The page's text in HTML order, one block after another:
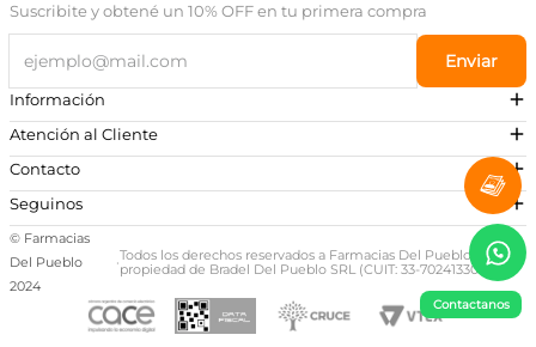
Contactanos
Suscribite y obtené un 10% OFF en tu primera compra
Enviar
Información
Atención al Cliente
Contacto
¿Necesitás ayuda?
Preguntas Frecuentes
Escribinos a nuestro Whatsapp
+54 381 581-0674
Seguinos
© Farmacias
Del Pueblo
2024
·Todos los derechos reservados a Farmacias Del Pueblo,
propiedad de Bradel Del Pueblo SRL (CUIT: 33-70241330-9)